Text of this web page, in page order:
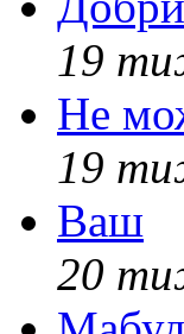
19
Не
19
Ваш
20